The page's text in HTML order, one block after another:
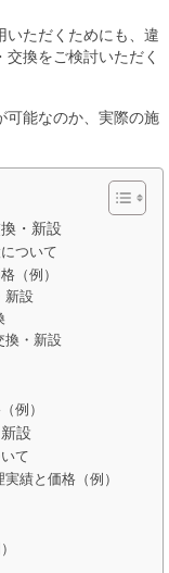
いただくためにも、違
換をご検討いただく
可能なのか、実際の施
・新設
ついて
（例）
新設
換・新設
例）
設
て
績と価格（例）